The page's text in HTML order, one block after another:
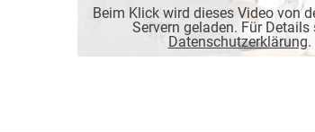
Beim Klick wird dieses Video von
Servern geladen. Für Details
Datenschutzerklärung.